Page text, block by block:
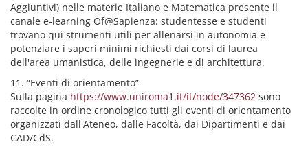
Aggiuntivi) nelle materie Italiano e Matematica presente il
canale e-learning Of@Sapienza: studentesse e studenti
trovano qui strumenti utili per allenarsi in autonomia e
potenziare i saperi minimi richiesti dai corsi di laurea
dell'area umanistica, delle ingegnerie e di architettura.
11. “Eventi di orientamento”
Sulla pagina https://www.uniroma1.it/it/node/347362 sono
raccolte in ordine cronologico tutti gli eventi di orientamento
organizzati dall'Ateneo, dalle Facoltà, dai Dipartimenti e dai
CAD/CdS.